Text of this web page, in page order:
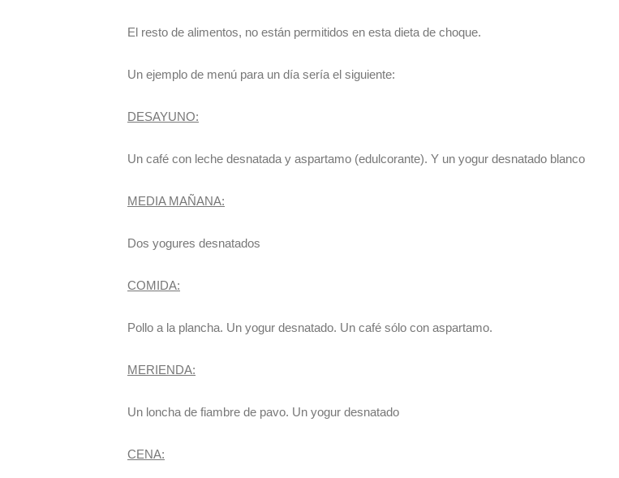
El resto de alimentos, no están permitidos en esta dieta de choque.
Un ejemplo de menú para un día sería el siguiente:
DESAYUNO:
Un café con leche desnatada y aspartamo (edulcorante). Y un yogur desnatado blanco
MEDIA MAÑANA:
Dos yogures desnatados
COMIDA:
Pollo a la plancha. Un yogur desnatado. Un café sólo con aspartamo.
MERIENDA:
Un loncha de fiambre de pavo. Un yogur desnatado
CENA: